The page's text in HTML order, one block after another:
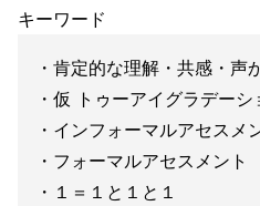
キーワード
・肯定的な理解・共感・声
・仮 トゥーアイグラデーシ
・インフォーマルアセスメ
・フォーマルアセスメント
・１＝１と１と１